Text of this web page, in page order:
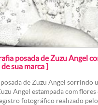
posada de Zuzu Angel
sua marca ]
de Zuzu Angel sorrindo
Angel estampada com flores
fotográfico realizado